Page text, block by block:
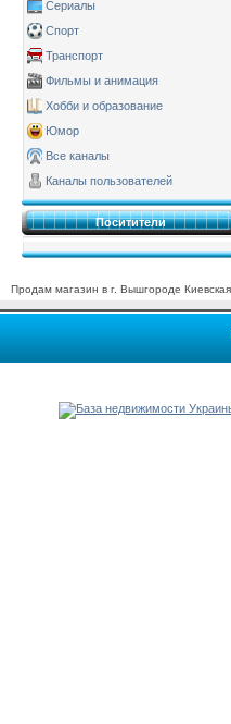
Сериалы
Спорт
Транспорт
Фильмы и анимация
Хобби и образование
Юмор
Все каналы
Каналы пользователей
Поситители
Продам магазин в г. Вышгороде